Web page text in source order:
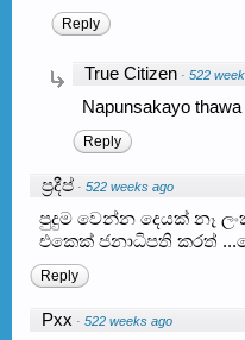
Reply
True Citizen · 522
Napunsakayo
Reply
ප්‍රදීප් · 522 weeks ago
පුදුම වෙන්න දෙයක් නෑ
එකෙක් ජනාධිපති කරත්
Reply
Pxx · 522 weeks ago